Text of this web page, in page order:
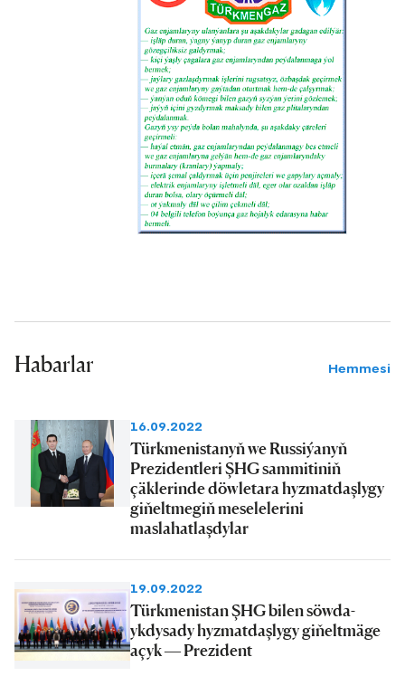
Habarlar Hemmesi
16.09.2022
Türkmenistanyň we Russiýanyň
Prezidentleri ŞHG sammitiniň
çäklerinde döwletara hyzmatdaşlygy
giňeltmegiň meselelerini
maslahatlaşdylar
19.09.2022
Türkmenistan ŞHG bilen söwda-
ykdysady hyzmatdaşlygy giňeltmäge
açyk — Prezident